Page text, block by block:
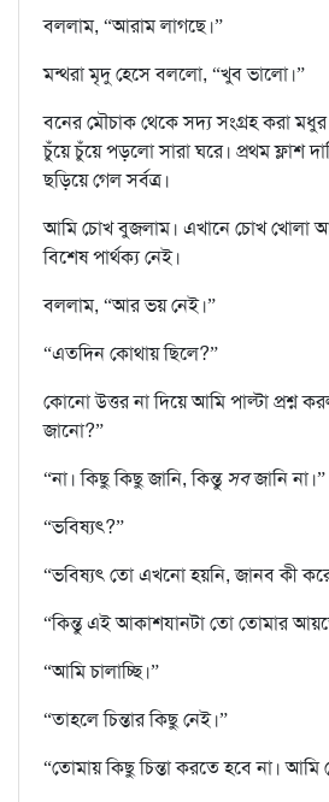
বললাম, “আরাম লাগছে।”
মন্থরা মৃদু হেসে বললো, “খুব ভালো।”
বনের মৌচাক থেকে সদ‍্য সংগ্রহ করা
চুঁয়ে চুঁয়ে পড়লো সারা ঘরে। প্রথম ফ্লাশ
ছড়িয়ে গেল সর্বত্র।
আমি চোখ বুজলাম। এখানে চোখ খোলা
বিশেষ পার্থক‍্য নেই।
বললাম, “আর ভয় নেই।”
“এতদিন কোথায় ছিলে?”
কোনো উত্তর না দিয়ে আমি পাল্টা প্রশ্ন
জানো?”
“না। কিছু কিছু জানি, কিন্তুসবজানি না।”
“ভবিষ‍্যৎ?”
“ভবিষ‍্যৎ তো এখনো হয়নি, জানব কী
“কিন্তু এই আকাশযানটা তো তোমার
“আমি চালাচ্ছি।”
“তাহলে চিন্তার কিছু নেই।”
“তোমায় কিছু চিন্তা করতে হবে না।